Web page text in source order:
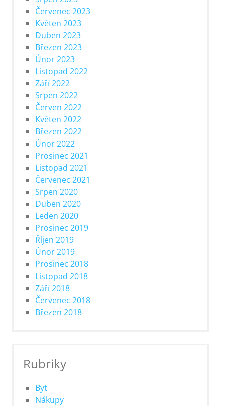
Červenec 2023
Květen 2023
Duben 2023
Březen 2023
Únor 2023
Listopad 2022
Září 2022
Srpen 2022
Červen 2022
Květen 2022
Březen 2022
Únor 2022
Prosinec 2021
Listopad 2021
Červenec 2021
Srpen 2020
Duben 2020
Leden 2020
Prosinec 2019
Říjen 2019
Únor 2019
Prosinec 2018
Listopad 2018
Září 2018
Červenec 2018
Březen 2018
Rubriky
Byt
Nákupy